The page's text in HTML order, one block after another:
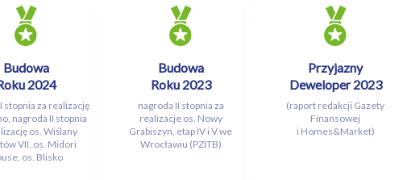
przez Ciebie celach poprzez wybranie opcji „Dostosuj wybory”.
Budowa
2024
stopnia za realizację
nagroda II stopnia
os. Wiślany
VII, os. Midori
os. Blisko
Budowa
Roku 2023
nagroda II stopnia za
realizacje os. Nowy
Grabiszyn, etap IV i V we
Wrocławiu (PZITB)
Przyjazny
Deweloper 2023
(raport redakcji Gazety
Finansowej
i Homes&Market)